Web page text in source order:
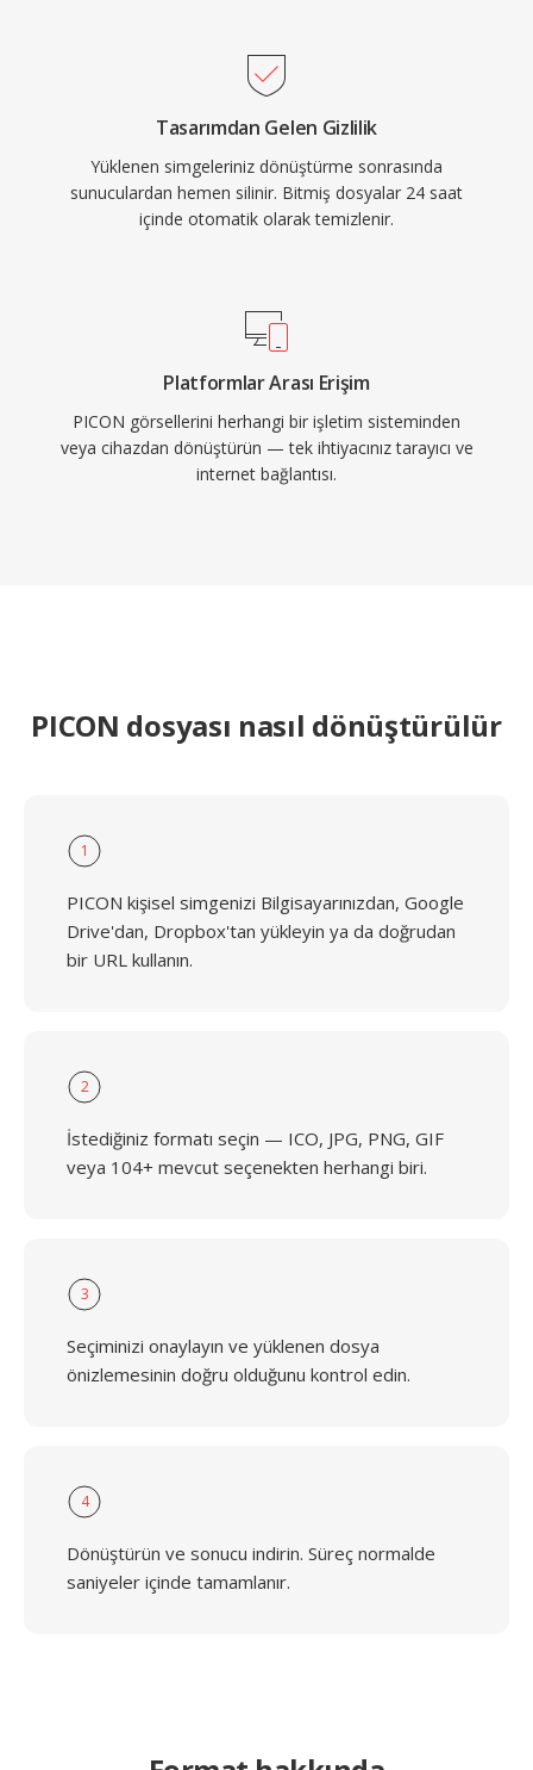
Tasarımdan Gelen Gizlilik
Yüklenen simgeleriniz dönüştürme sonrasında
sunuculardan hemen silinir. Bitmiş dosyalar 24 saat
içinde otomatik olarak temizlenir.
Platformlar Arası Erişim
PICON görsellerini herhangi bir işletim sisteminden
veya cihazdan dönüştürün — tek ihtiyacınız tarayıcı ve
internet bağlantısı.
PICON dosyası nasıl dönüştürülür
1
PICON kişisel simgenizi Bilgisayarınızdan, Google
Drive'dan, Dropbox'tan yükleyin ya da doğrudan
bir URL kullanın.
2
İstediğiniz formatı seçin — ICO, JPG, PNG, GIF
veya 104+ mevcut seçenekten herhangi biri.
3
Seçiminizi onaylayın ve yüklenen dosya
önizlemesinin doğru olduğunu kontrol edin.
4
Dönüştürün ve sonucu indirin. Süreç normalde
saniyeler içinde tamamlanır.